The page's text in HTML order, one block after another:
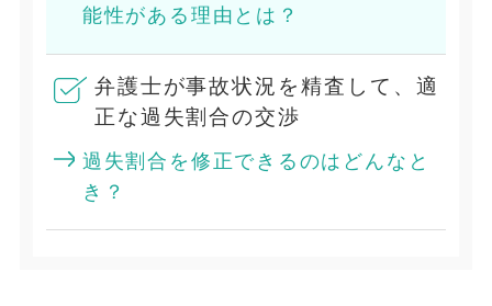
能性がある理由とは？
弁護士が事故状況を精査して、適
正な過失割合の交渉
過失割合を修正できるのはどんなと
き？